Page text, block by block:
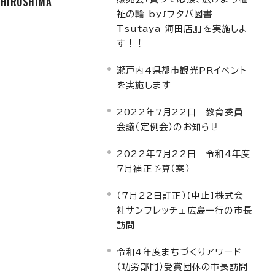
祉の輪 by『フタバ図書
Tsutaya 海田店』」を実施しま
す！！
瀬戸内4県都市観光PRイベント
を実施します
2022年7月22日 教育委員
会議（定例会）のお知らせ
2022年7月22日 令和4年度
7月補正予算（案）
（7月22日訂正）【中止】株式会
社サンフレッチェ広島一行の市長
訪問
令和4年度まちづくりアワード
（功労部門）受賞団体の市長訪問